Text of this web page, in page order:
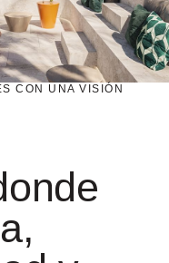
CON UNA VISIÓN